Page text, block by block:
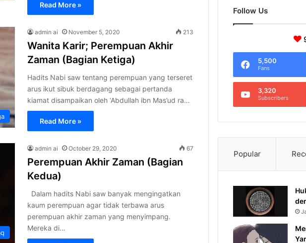
Read More »
admin ai November 5, 2020 213
Wanita Karir; Perempuan Akhir
Zaman (Bagian Ketiga)
Hadits Nabi saw tentang perempuan yang terseret
arus ikut sibuk berdagang sebagai pertanda
kiamat disampaikan oleh ‘Abdullah ibn Mas’ud ra…
Read More »
admin ai October 29, 2020 67
Perempuan Akhir Zaman (Bagian
Kedua)
Dalam hadits Nabi saw banyak mengingatkan
kaum perempuan agar tidak terbawa arus
perempuan akhir zaman yang menyimpang.
Mereka di…
Follow Us
5,500
Fans
3,320
Subscribers
Popular